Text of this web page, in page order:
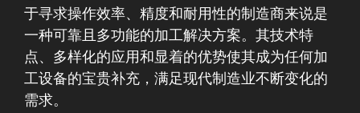
于寻求操作效率、精度和耐用性的制造商来说是
一种可靠且多功能的加工解决方案。其技术特
点、多样化的应用和显着的优势使其成为任何加
工设备的宝贵补充，满足现代制造业不断变化的
需求。